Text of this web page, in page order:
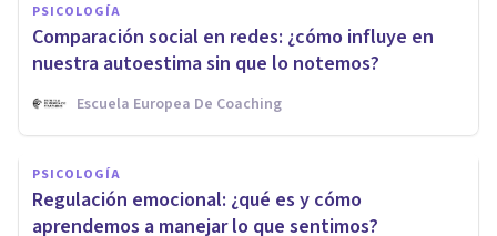
PSICOLOGÍA
Comparación social en redes: ¿cómo influye en
nuestra autoestima sin que lo notemos?
Escuela Europea De Coaching
PSICOLOGÍA
Regulación emocional: ¿qué es y cómo
aprendemos a manejar lo que sentimos?